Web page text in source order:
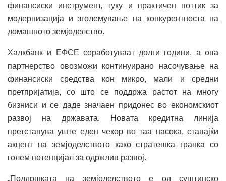
финансиски инструмент, туку и практичен поттик за
модернизација и зголемување на конкурентноста на
домашното земјоделство.
Халкбанк и ЕФСЕ соработуваат долги години, а ова
партнерство овозможи континуирано насочување на
финансиски средства кон микро, мали и средни
претпријатија, со што се поддржа растот на многу
бизниси и се даде значаен придонес во економскиот
развој на државата. Новата кредитна линија
претставува уште еден чекор во таа насока, ставајќи
акцент на земјоделството како стратешка гранка со
голем потенцијал за одржлив развој.
„Поддршката на земјоделството е од суштинско